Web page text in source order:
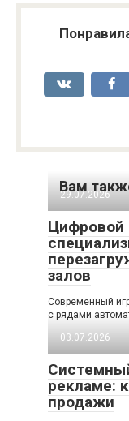
Вам
29.07.2026
Цифровой
залов
Современный
с рядами
03.07.2026
рекламе:
продажи